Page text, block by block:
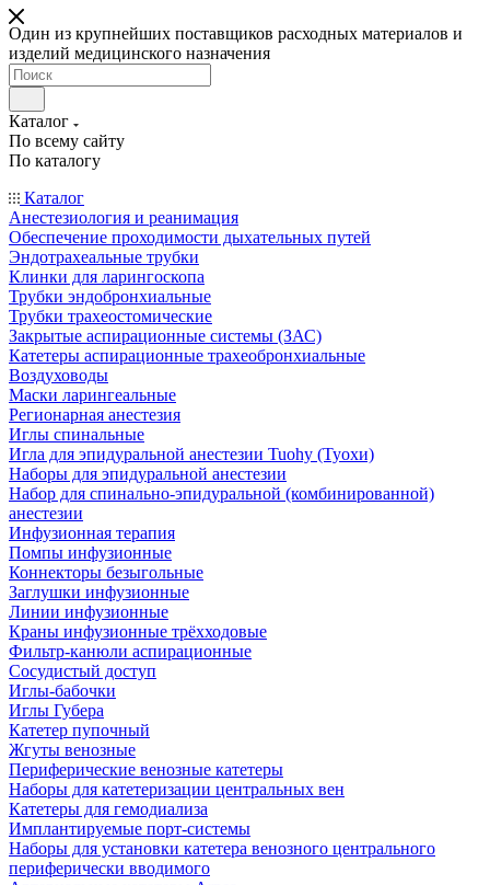
Один из крупнейших поставщиков расходных материалов и
изделий медицинского назначения
Каталог
По всему сайту
По каталогу
Каталог
Анестезиология и реанимация
Обеспечение проходимости дыхательных путей
Эндотрахеальные трубки
Клинки для ларингоскопа
Трубки эндобронхиальные
Трубки трахеостомические
Закрытые аспирационные системы (ЗАС)
Катетеры аспирационные трахеобронхиальные
Воздуховоды
Маски ларингеальные
Регионарная анестезия
Иглы спинальные
Игла для эпидуральной анестезии Tuohy (Туохи)
Наборы для эпидуральной анестезии
Набор для спинально-эпидуральной (комбинированной)
анестезии
Инфузионная терапия
Помпы инфузионные
Коннекторы безыгольные
Заглушки инфузионные
Линии инфузионные
Краны инфузионные трёхходовые
Фильтр-канюли аспирационные
Сосудистый доступ
Иглы-бабочки
Иглы Губера
Катетер пупочный
Жгуты венозные
Периферические венозные катетеры
Наборы для катетеризации центральных вен
Катетеры для гемодиализа
Имплантируемые порт‑системы
Наборы для установки катетера венозного центрального
периферически вводимого